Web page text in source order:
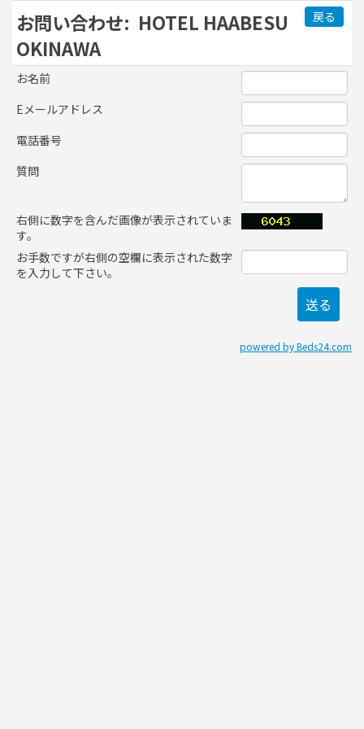
戻る
お問い合わせ: HOTEL HAABESU
OKINAWA
お名前
Eメールアドレス
電話番号
質問
右側に数字を含んだ画像が表示されていま
す。
お手数ですが右側の空欄に表示された数字
を入力して下さい。
powered by Beds24.com